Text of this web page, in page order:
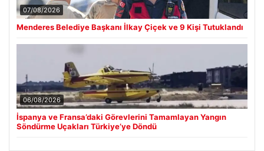
07/08/2026
Menderes Belediye Başkanı İlkay Çiçek ve 9 Kişi Tutuklandı
06/08/2026
İspanya ve Fransa’daki Görevlerini Tamamlayan Yangın
Söndürme Uçakları Türkiye’ye Döndü